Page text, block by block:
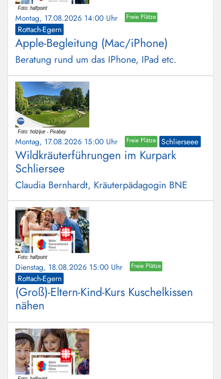
Montag, 17.08.2026 14:00 Uhr Freie Plätze
Rottach-Egern
Apple-Begleitung (Mac/iPhone)
Beratung rund um das IPhone, IPad etc.
Montag, 17.08.2026 15:00 Uhr Freie Plätze Schlierseee
Wildkräuterführungen im Kurpark
Schliersee
Claudia Bernhardt, Kräuterpädagogin BNE
Dienstag, 18.08.2026 15:00 Uhr Freie Plätze
Rottach-Egern
(Groß)-Eltern-Kind-Kurs Kuschelkissen
nähen